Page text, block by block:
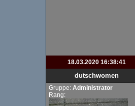
18.03.2020 16:38:41
dutschwomen
Gruppe: Administrator
Rang: